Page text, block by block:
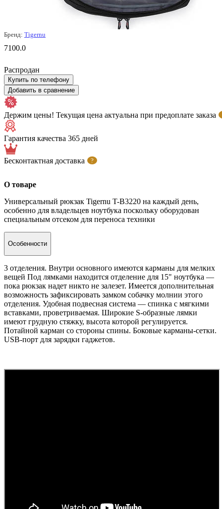
Бренд: Tigernu
7100.0
Распродан
Купить по телефону
Добавить в сравнение
Держим цены! Текущая цена актуальна при предоплате заказа
Гарантия качества 365 дней
Бесконтактная доставка ?
О товаре
Универсальный рюкзак Tigernu T-B3220 на каждый день,
особенно для владельцев ноутбука поскольку оборудован
специальным отсеком для переноса техники
Особенности
3 отделения. Внутри основного имеются карманы для мелких
вещей Под лямками находится отделение для 15" ноутбука —
пока рюкзак надет никто не залезет. Имеется дополнительная
возможность зафиксировать замком собачку молнии этого
отделения. Удобная подвесная система — спинка с мягкими
вставками, проветриваемая. Широкие S-образные лямки
имеют грудную стяжку, высота которой регулируется.
Потайной карман со стороны спины. Боковые карманы-сетки.
USB-порт для зарядки гаджетов.